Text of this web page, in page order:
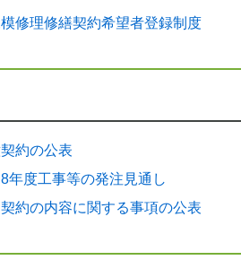
修理修繕契約希望者登録制度
約の公表
年度工事等の発注見通し
約の内容に関する事項の公表